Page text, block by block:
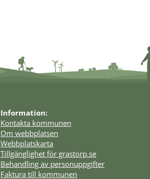
Information:
Kontakta kommunen
Om webbplatsen
Webbplatskarta
Tillgänglighet för grastorp.se
Behandling av personuppgifter
Faktura till kommunen